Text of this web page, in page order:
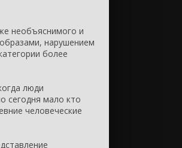
необъяснимого и
нарушением
более
люди
сегодня мало кто
человеческие